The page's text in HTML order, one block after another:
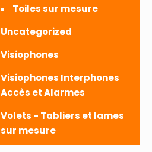
Toiles sur mesure
Uncategorized
Visiophones
Visiophones Interphones
Accès et Alarmes
Volets - Tabliers et lames
sur mesure